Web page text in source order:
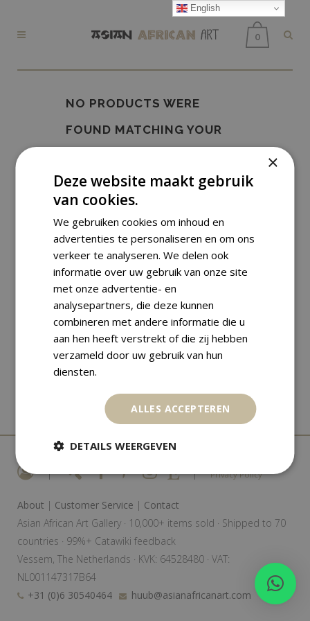
0
NO PRODUCTS WERE
FOUND MATCHING YOUR
| | Privacy Policy
About | Customer Service | Contact
Asian African Art Gallery · 10,000+ items sold · Shipped to 70
countries · 99%+ Catawiki feedback
Vessem, The Netherlands · KVK: 64528480 · VAT:
NL001147317B64
+31 (0)6 30540464
huub@asianafricanart.com
English
×
Deze website maakt gebruik
van cookies.
We gebruiken cookies om inhoud en
advertenties te personaliseren en om ons
verkeer te analyseren. We delen ook
informatie over uw gebruik van onze site
met onze advertentie- en
analysepartners, die deze kunnen
combineren met andere informatie die u
aan hen heeft verstrekt of die zij hebben
verzameld door uw gebruik van hun
diensten.
ALLES ACCEPTEREN
DETAILS WEERGEVEN